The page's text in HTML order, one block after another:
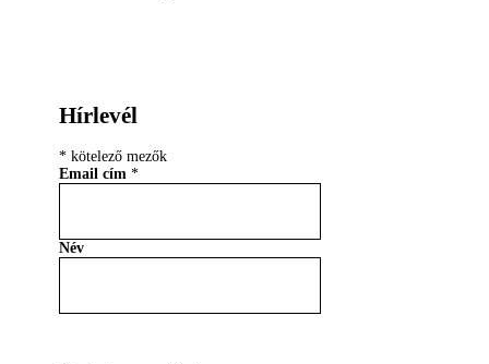
Hírlevél
*kötelező mezők
Email cím *
Név